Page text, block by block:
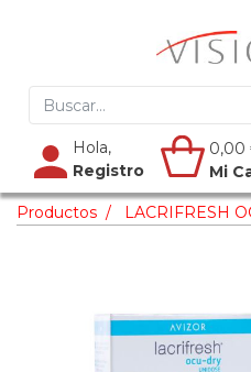
Hola,
Registro
0,00
Mi
Productos LACRIFRESH